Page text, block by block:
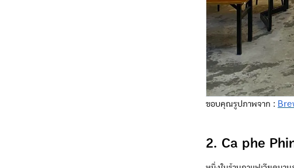
ขอบคุณรูปภาพจาก :
2. Ca phe